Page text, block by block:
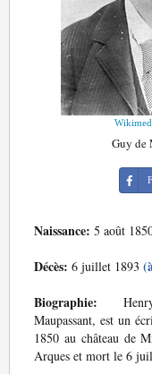
Guy de
Naissance: 5 août
Décès: 6 juillet 1893
Biographie:
Maupassant, est un
1850 au château de
Arques et mort le 6